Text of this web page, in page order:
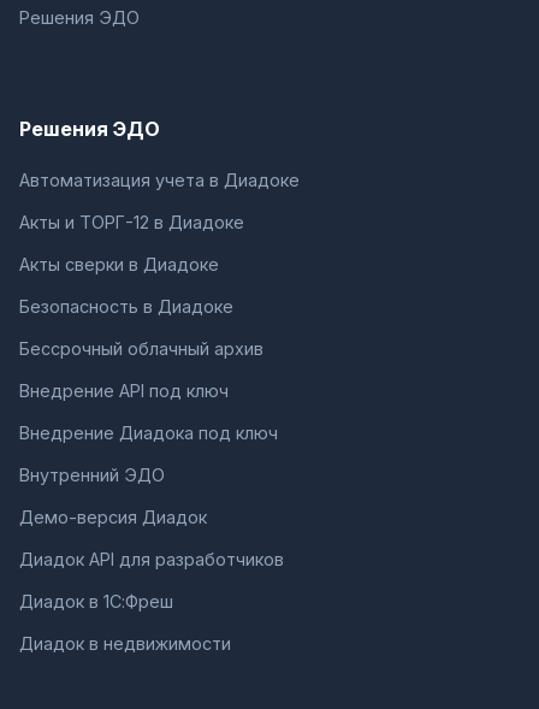
Решения ЭДО
Решения ЭДО
Автоматизация учета в Диадоке
Акты и ТОРГ-12 в Диадоке
Акты сверки в Диадоке
Безопасность в Диадоке
Бессрочный облачный архив
Внедрение API под ключ
Внедрение Диадока под ключ
Внутренний ЭДО
Демо-версия Диадок
Диадок API для разработчиков
Диадок в 1С:Фреш
Диадок в недвижимости